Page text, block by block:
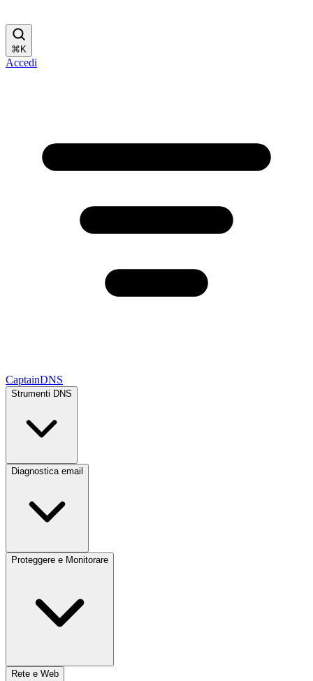
⌘ K
Accedi
CaptainDNS
Strumenti DNS
Diagnostica email
Proteggere e Monitorare
Rete e Web